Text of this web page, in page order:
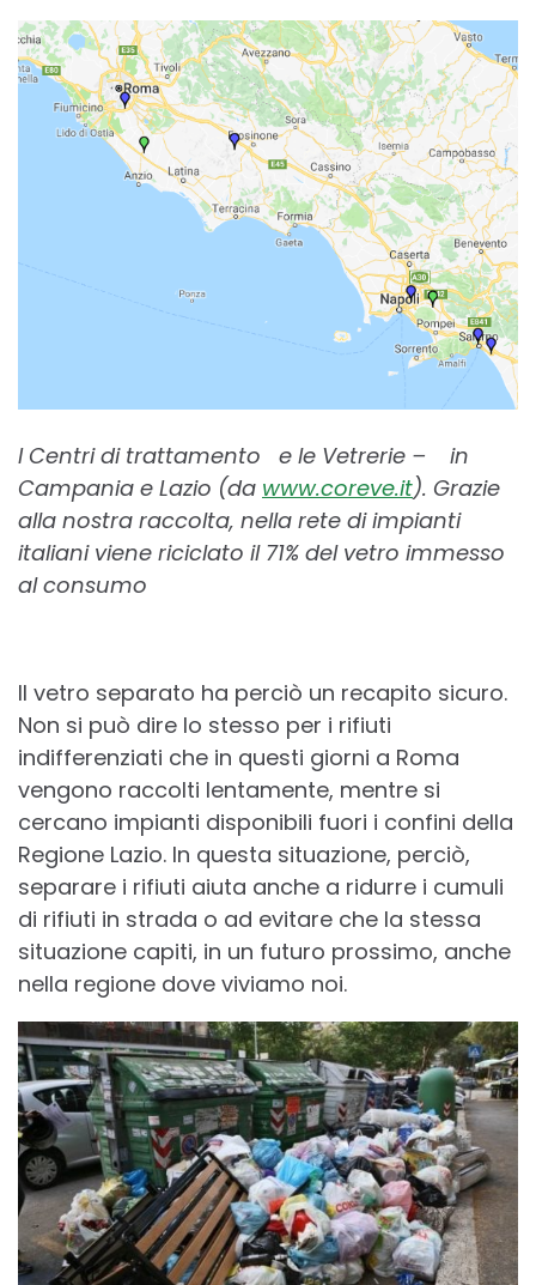
I Centri di trattamento e le Vetrerie –
in
Campania e Lazio (da www.coreve.it). Grazie
alla nostra raccolta, nella rete di impianti
italiani viene riciclato il 71% del vetro immesso
al consumo
Il vetro separato ha perciò un recapito sicuro.
Non si può dire lo stesso per i rifiuti
indifferenziati che in questi giorni a Roma
vengono raccolti lentamente, mentre si
cercano impianti disponibili fuori i confini della
Regione Lazio. In questa situazione, perciò,
separare i rifiuti aiuta anche a ridurre i cumuli
di rifiuti in strada o ad evitare che la stessa
situazione capiti, in un futuro prossimo, anche
nella regione dove viviamo noi.